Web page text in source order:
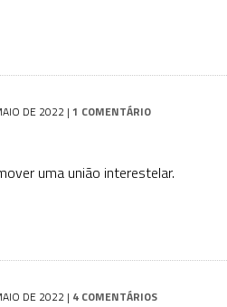
DE 2022 | 1 COMENTÁRIO
uma união interestelar.
DE 2022 | 4 COMENTÁRIOS